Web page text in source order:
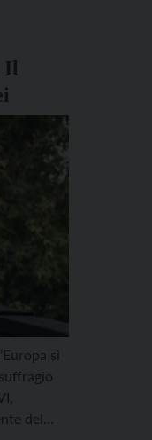
Il
si
del